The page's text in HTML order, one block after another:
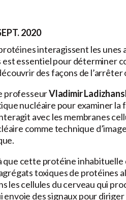
2020
interagissent les unes
est essentiel pour déterminer
des façons de l’arrêter
professeurVladimir
nucléaire pour examiner la
avec les membranes
comme technique
que cette protéine inhabituelle
toxiques de protéines
les cellules du cerveau qui
envoie des signaux pour